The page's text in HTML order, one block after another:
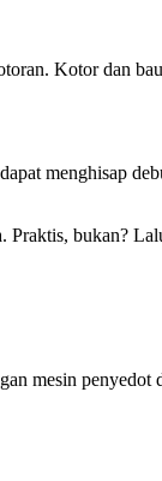
Kotor dan
menghisap
bukan?
mesin